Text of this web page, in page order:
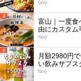
favy
3
富山｜一度食
由にカスタム
favy
4
月額2980円
い飲みサブス
favy